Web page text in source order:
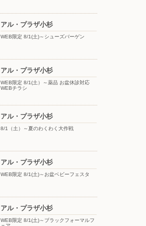
アル・プラザ小杉
WEB限定 8/1(土)～シューズバーゲン
アル・プラザ小杉
WEB限定 8/1(土）～薬品 お盆休診対応
WEBチラシ
アル・プラザ小杉
8/1（土）～夏のわくわく大作戦
アル・プラザ小杉
WEB限定 8/1(土)～お盆ベビーフェスタ
アル・プラザ小杉
WEB限定 8/1(土)～ブラックフォーマルフ